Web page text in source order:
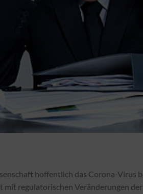
hoffentlich das Corona-Virus
mit regulatorischen Veränderungen